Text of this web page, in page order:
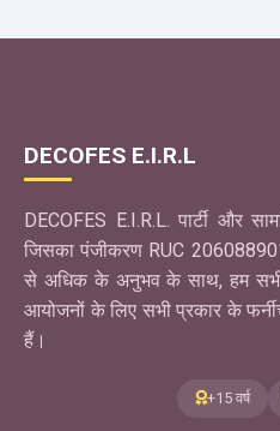
DECOFES E.I.R.L
DECOFES E.I.R.L. पार्टी और
जिसका पंजीकरण RUC
से अधिक के अनुभव के साथ, हम सभी
आयोजनों के लिए सभी प्रकार के
हैं।
+15 वर्ष